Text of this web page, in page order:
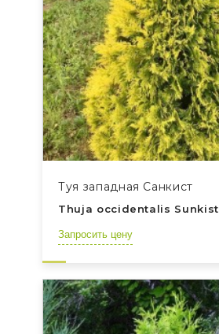
Туя западная Санкист
Thuja occidentalis Sunkist
Запросить цену